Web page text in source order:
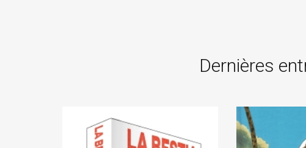
Dernières